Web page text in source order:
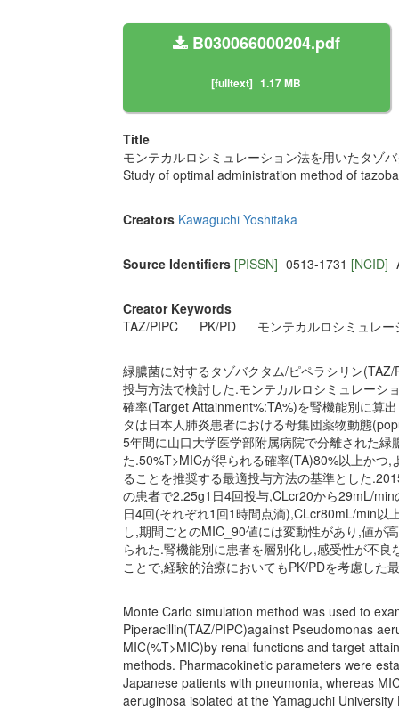
B030066000204.pdf
[fulltext] 1.17 MB
Title
モンテカルロシミュレーション法を用いたタゾ
Study of optimal administration method of
Creators Kawaguchi Yoshitaka
Source Identifiers [PISSN] 0513-1731 [NCID]
Creator Keywords
TAZ/PIPC
PK/PD モンテカルロシミュレー
緑膿菌に対するタゾバクタム/ピペラシリン
投与方法で検討した.モンテカルロシミュレーシ
確率(Target Attainment%:TA%)を腎機能別に算
タは日本人肺炎患者における母集団薬物動態
5年間に山口大学医学部附属病院で分離された
た.50%T>MICが得られる確率(TA)80%以上かつ
ることを推奨する最適投与方法の基準とした
の患者で2.25g1日4回投与,CLcr20から29mL/
日4回(それぞれ1回1時間点滴),CLcr80mL/min以
し,期間ごとのMIC_90値には変動性があり,値が
られた.腎機能別に患者を層別化し,感受性が不
ことで,経験的治療においてもPK/PDを考慮した
Monte Carlo simulation method was used to
Piperacillin(TAZ/PIPC)against Pseudomonas
MIC(%T>MIC)by renal functions and target
methods. Pharmacokinetic parameters were
Japanese patients with pneumonia, whereas
aeruginosa isolated at the Yamaguchi